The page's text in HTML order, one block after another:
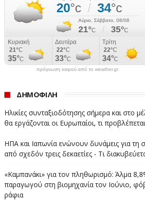
«Οταν βγείτε από τη σάουνα δεν
μόνο τα χέρια σας - κατεβάστε ένα
είπε.
Οι ειδικοί, πάντως, έχουν επισημάνει
ότι δεν υπάρχουν σαφή στοιχεία που
Η Λευκορωσία δεν έχει κλείσει
το μοναδικό σχετικό μέτρο που έχει
στιγμής είναι η καραντίνα διάρκειας
Ωστόσο, όλοι οι γείτονές της - η
Πολωνία, η Λιθουανία και η Λετονία -
πρόγνωση καιρού από το weather.gr
ΔΗΜΟΦΙΛΗ
Ηλικίες συνταξιοδότησης σήμερα και στο
θα εργάζονται οι Ευρωπαίοι, τι
ΗΠΑ και Ιαπωνία ενώνουν δυνάμεις για τη
από σχεδόν τρεις δεκαετίες - Τι
«Καμπανάκι» για τον πληθωρισμό: Άλμα
παραγωγού στη βιομηχανία τον Ιούνιο,
ράφια